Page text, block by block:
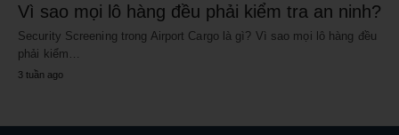
Vì sao mọi lô hàng đều phải kiểm tra an ninh?
Security Screening trong Airport Cargo là gì? Vì sao mọi lô hàng đều
phải kiểm…
3 tuần ago